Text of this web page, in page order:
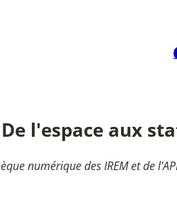
De l'espace aux
numérique des IREM et de